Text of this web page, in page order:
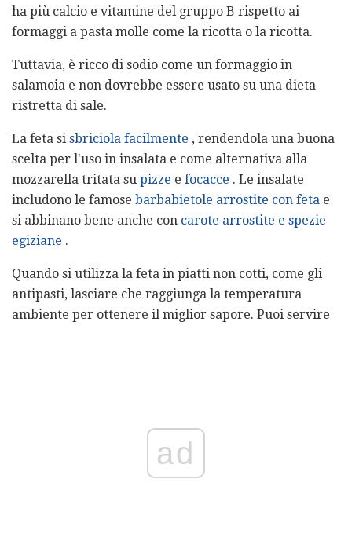
ha più calcio e vitamine del gruppo B rispetto ai
formaggi a pasta molle come la ricotta o la ricotta.
Tuttavia, è ricco di sodio come un formaggio in
salamoia e non dovrebbe essere usato su una dieta
ristretta di sale.
La feta si sbriciola facilmente , rendendola una buona
scelta per l'uso in insalata e come alternativa alla
mozzarella tritata su pizze e focacce . Le insalate
includono le famose barbabietole arrostite con feta e
si abbinano bene anche con carote arrostite e spezie
egiziane .
Quando si utilizza la feta in piatti non cotti, come gli
antipasti, lasciare che raggiunga la temperatura
ambiente per ottenere il miglior sapore. Puoi servire
ad